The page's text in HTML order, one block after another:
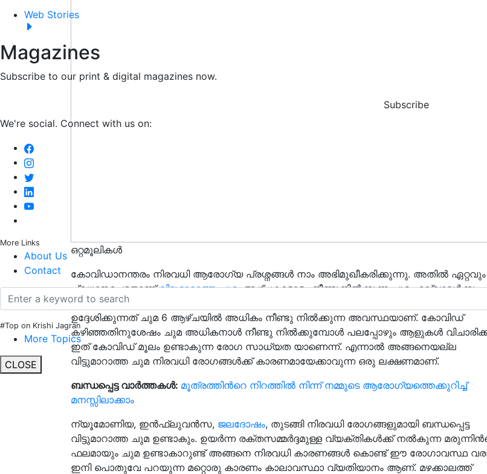
Web Stories
Magazines
Subscribe to our print & digital magazines now.
Subscribe
We're social. Connect with us on:
More Links
About Us
Contact
#Top on Krishi Jagran
More Topics
CLOSE
ഒറ്റമൂലികൾ
കോവിഡാനന്തരം നിരവധി ആരോഗ്യ പ്രശ്നങ്ങൾ നാം അഭിമുഖീകരിക്കുന്നു. അതിൽ ഏറ്റവും
പ്രധാനപ്പെട്ടതാണ്വിട്ടുമാറാത്ത ചുമ. ആഴ്ചകളോളം നീണ്ടുനിൽക്കുന്ന ചുമ എല്ലാവർക്കും
തലവേദന സൃഷ്ടിക്കുന്ന ആരോഗ്യപ്രശ്നമാണ്. എന്നാൽ വിട്ടുമാറാത്ത ചുമ എന്നതുകൊണ്ട്
ഉദ്ദേശിക്കുന്നത് ചുമ 6 ആഴ്ചയിൽ അധികം നീണ്ടു നിൽക്കുന്ന അവസ്ഥയാണ്. കോവിഡ്
കഴിഞ്ഞതിനുശേഷം ചുമ അധികനാൾ നീണ്ടു നിൽക്കുമ്പോൾ പലപ്പോഴും ആളുകൾ
ഇത് കോവിഡ് മൂലം ഉണ്ടാകുന്ന രോഗ സാധ്യത യാണെന്ന്. എന്നാൽ അങ്ങനെയല്ല
വിട്ടുമാറാത്ത ചുമ നിരവധി രോഗങ്ങൾക്ക് കാരണമായേക്കാവുന്ന ഒരു ലക്ഷണമാണ്.
ബന്ധപ്പെട്ട വാർത്തകൾ: മൂത്രത്തിൻറെ നിറത്തിൽ നിന്ന് നമ്മുടെ ആരോഗ്യത്തെക്കുറിച്ച്
മനസ്സിലാക്കാം
ന്യൂമോണിയ, ഇൻഫ്ലുവൻസ, ജലദോഷം, തുടങ്ങി നിരവധി രോഗങ്ങളുമായി ബന്ധപ്പെട്ട
വിട്ടുമാറാത്ത ചുമ ഉണ്ടാകും. ഉയർന്ന രക്തസമ്മർദ്ദമുള്ള വ്യക്തികൾക്ക് നൽകുന്ന
ഫലമായും ചുമ ഉണ്ടാകാറുണ്ട് അങ്ങനെ നിരവധി കാരണങ്ങൾ കൊണ്ട് ഈ രോഗാവസ്ഥ
ഇനി പൊതുവേ പറയുന്ന മറ്റൊരു കാരണം കാലാവസ്ഥാ വ്യതിയാനം ആണ്. മഴക്കാലത്ത്